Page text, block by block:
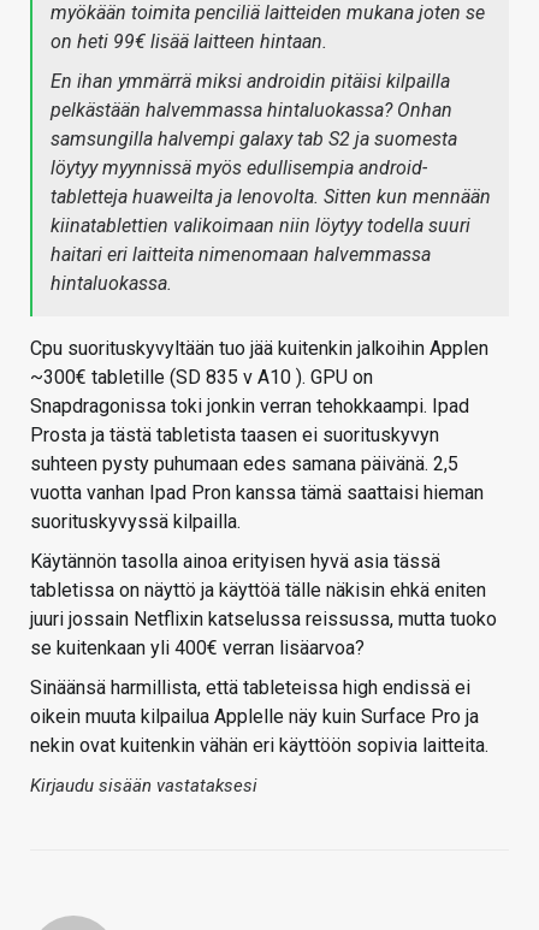
myökään toimita penciliä laitteiden mukana joten se
on heti 99€ lisää laitteen hintaan.
En ihan ymmärrä miksi androidin pitäisi kilpailla
pelkästään halvemmassa hintaluokassa? Onhan
samsungilla halvempi galaxy tab S2 ja suomesta
löytyy myynnissä myös edullisempia android-
tabletteja huaweilta ja lenovolta. Sitten kun mennään
kiinatablettien valikoimaan niin löytyy todella suuri
haitari eri laitteita nimenomaan halvemmassa
hintaluokassa.
Cpu suorituskyvyltään tuo jää kuitenkin jalkoihin Applen
~300€ tabletille (SD 835 v A10 ). GPU on
Snapdragonissa toki jonkin verran tehokkaampi. Ipad
Prosta ja tästä tabletista taasen ei suorituskyvyn
suhteen pysty puhumaan edes samana päivänä. 2,5
vuotta vanhan Ipad Pron kanssa tämä saattaisi hieman
suorituskyvyssä kilpailla.
Käytännön tasolla ainoa erityisen hyvä asia tässä
tabletissa on näyttö ja käyttöä tälle näkisin ehkä eniten
juuri jossain Netflixin katselussa reissussa, mutta tuoko
se kuitenkaan yli 400€ verran lisäarvoa?
Sinäänsä harmillista, että tableteissa high endissä ei
oikein muuta kilpailua Applelle näy kuin Surface Pro ja
nekin ovat kuitenkin vähän eri käyttöön sopivia laitteita.
Kirjaudu sisään vastataksesi